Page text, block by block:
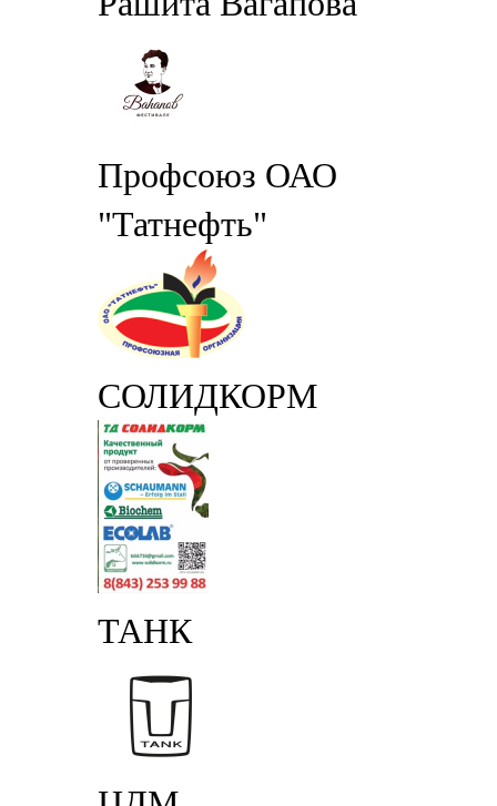
Профсоюз ОАО
"Татнефть"
СОЛИДКОРМ
ТАНК